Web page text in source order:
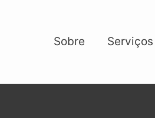
Sobre Serviços